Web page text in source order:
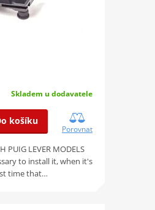
Skladem u dodavatele
košíku
Porovnat
PUIG LEVER MODELS
to install it, when it's
time that…